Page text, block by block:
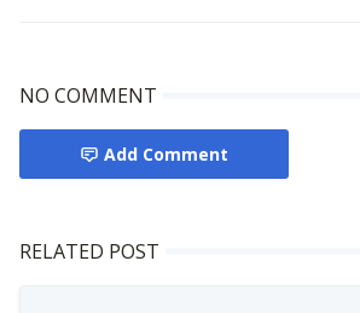
NO COMMENT
Add Comment
RELATED POST